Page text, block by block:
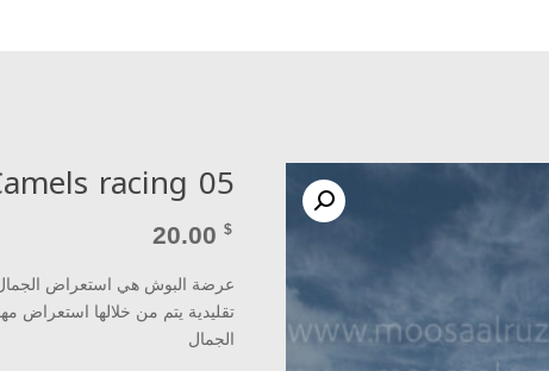
racing 05
20.00 $
عرضة البوش هي استعراض
تقليدية يتم من خلالها استعراض
الجمال